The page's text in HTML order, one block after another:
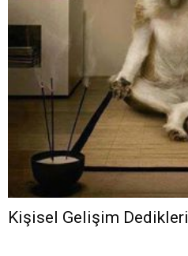
Kişisel Gelişim Dedikleri